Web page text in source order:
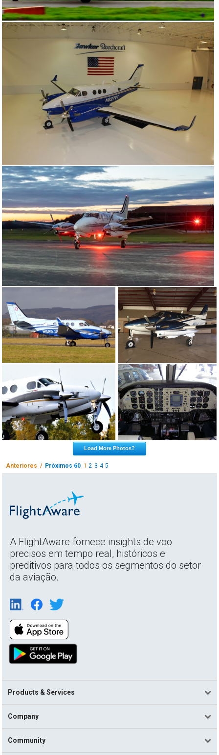
Load More Photos?
Anteriores / Próximos 60 1 2 3 4 5
A FlightAware fornece insights de voo
precisos em tempo real, históricos e
preditivos para todos os segmentos do setor
da aviação.
Products & Services
Company
Community